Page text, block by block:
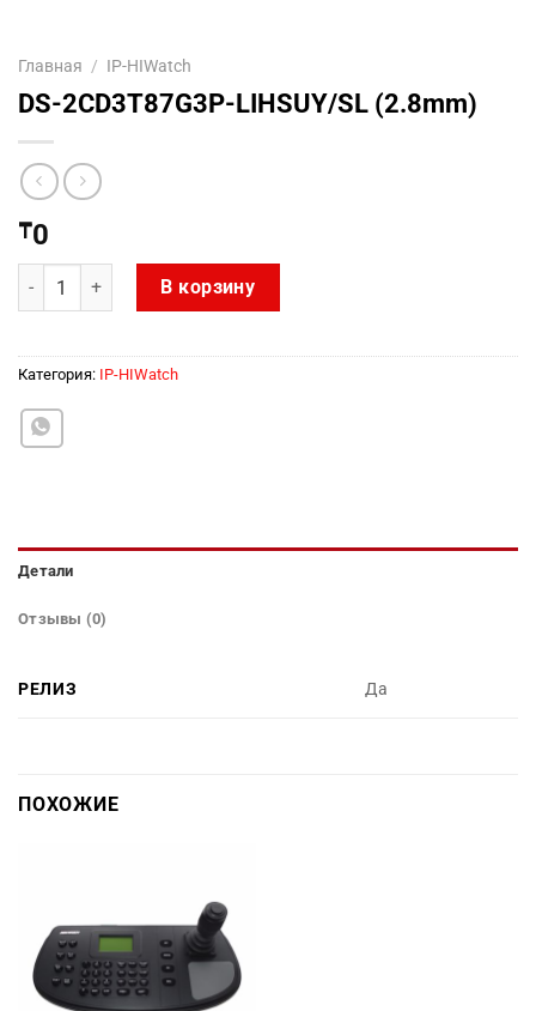
Главная / IP-HIWatch
DS-2CD3T87G3P-LIHSUY/SL (2.8mm)
₸0
Количество товара DS-2CD3T87G3P-LIHSUY/SL (2.8mm)
В корзину
Категория: IP-HIWatch
Детали
Отзывы (0)
РЕЛИЗ Да
ПОХОЖИЕ